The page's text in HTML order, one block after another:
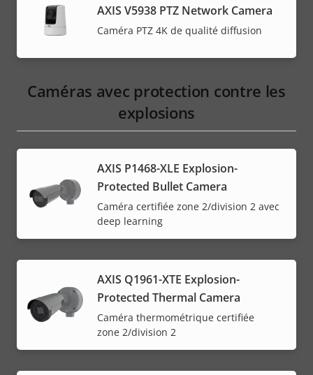
AXIS V5938 PTZ Network Camera
Caméra PTZ 4K de qualité diffusion
Caméras avec protection contre les
explosions
AXIS P1468-XLE Explosion-
Protected Bullet Camera
Caméra certifiée zone 2/division 2 avec
deep learning
AXIS Q1961-XTE Explosion-
Protected Thermal Camera
Caméra thermométrique certifiée
zone 2/division 2